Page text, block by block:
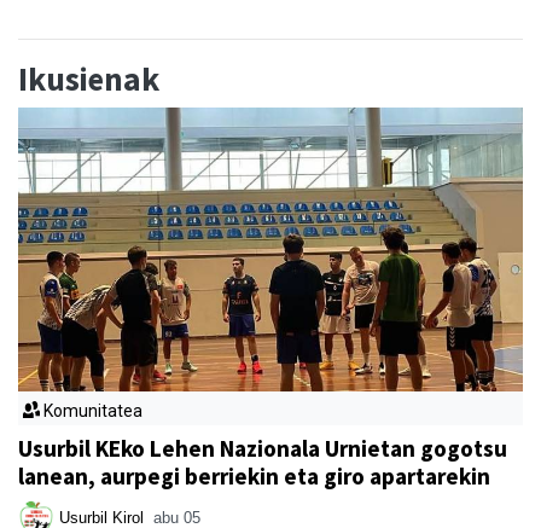
Ikusienak
Komunitatea
Usurbil KEko Lehen Nazionala Urnietan gogotsu
lanean, aurpegi berriekin eta giro apartarekin
Usurbil Kirol abu 05